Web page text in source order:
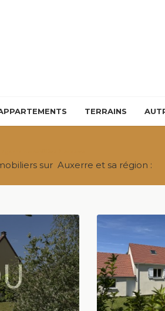
TERRAINS
sur Auxerre et sa région :